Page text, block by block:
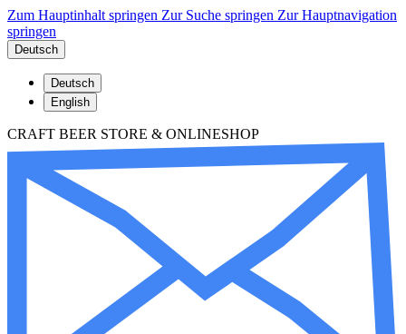
Zum Hauptinhalt springen Zur Suche springen Zur Hauptnavigation
springen
Deutsch
Deutsch
English
CRAFT BEER STORE & ONLINESHOP